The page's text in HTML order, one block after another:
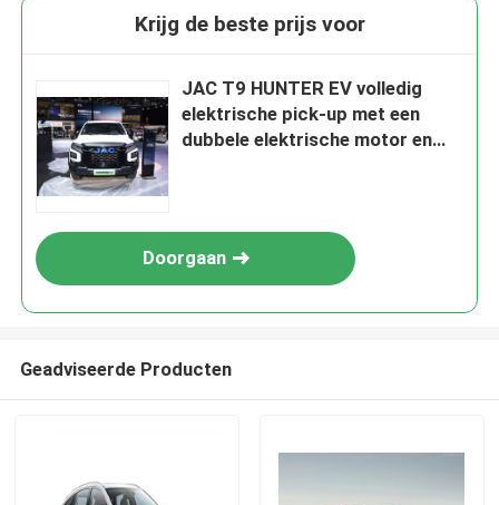
Krijg de beste prijs voor
JAC T9 HUNTER EV volledig
elektrische pick-up met een
dubbele elektrische motor en
Doorgaan
Geadviseerde Producten